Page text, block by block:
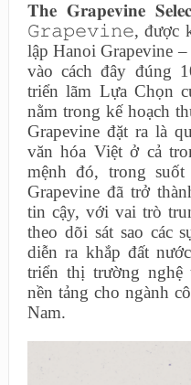
𝐓𝐡𝐞 𝐆𝐫𝐚𝐩𝐞𝐯𝐢𝐧𝐞
𝙶𝚛𝚊𝚙𝚎𝚟𝚒𝚗𝚎, được
lập Hanoi Grapevine
vào cách đây đúng
triển lãm Lựa Chọn
nằm trong kế hoạch
Grapevine đặt ra là
văn hóa Việt ở cả
mệnh đó, trong
Grapevine đã trở
tin cậy, với vai trò
theo dõi sát sao các
diễn ra khắp đất
triển thị trường nghệ
nền tảng cho ngành
Nam.